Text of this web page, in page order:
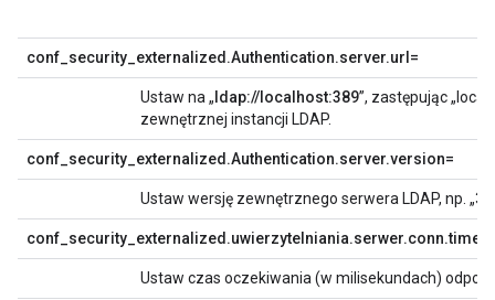
conf_security_externalized.Authentication.server.url=
Ustaw na „ ldap://localhost:389”, zastępując
zewnętrznej instancji LDAP.
conf_security_externalized.Authentication.server.version=
Ustaw wersję zewnętrznego serwera LDAP, np. „3”.
Ustaw czas oczekiwania (w milisekundach)